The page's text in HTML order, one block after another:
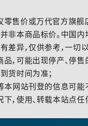
售价或万代官方旗舰店
非本商品标价。中国内
异，仅供参考，一切以
，可能出现停产、停售
货时间为准；
网站刊登的信息可能
使用、转载本站点任